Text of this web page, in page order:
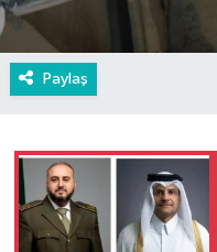
Paylaş